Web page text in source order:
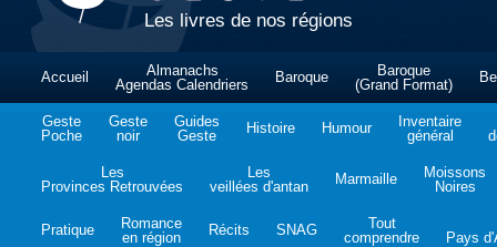
Les livres de nos régions
Accueil
Almanachs
Agendas Calendriers
Baroque
Baroque
(Grand Format)
Geste
Poche
Geste
noir
Guides
Geste
Histoire Humour
Inventaire
général
Les
Provinces Retrouvées
Les
veillées d'antan
Marmaille
Moissons
Noires
Pratique
Romance
en région
Récits SNAG
Tout
comprendre
Pays